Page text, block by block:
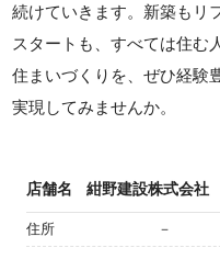
続けていきます。新築もリ
スタートも、すべては住む
住まいづくりを、ぜひ経験
実現してみませんか。
店舗名 紺野建設株式会社
住所 －